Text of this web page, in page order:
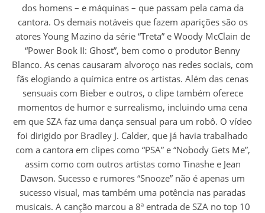
dos homens – e máquinas – que passam pela cama da
cantora. Os demais notáveis que fazem aparições são os
atores Young Mazino da série “Treta” e Woody McClain de
“Power Book II: Ghost”, bem como o produtor Benny
Blanco. As cenas causaram alvoroço nas redes sociais, com
fãs elogiando a química entre os artistas. Além das cenas
sensuais com Bieber e outros, o clipe também oferece
momentos de humor e surrealismo, incluindo uma cena
em que SZA faz uma dança sensual para um robô. O vídeo
foi dirigido por Bradley J. Calder, que já havia trabalhado
com a cantora em clipes como “PSA” e “Nobody Gets Me”,
assim como com outros artistas como Tinashe e Jean
Dawson. Sucesso e rumores “Snooze” não é apenas um
sucesso visual, mas também uma potência nas paradas
musicais. A canção marcou a 8ª entrada de SZA no top 10